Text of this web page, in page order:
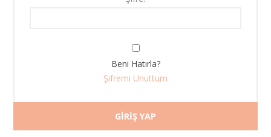
Beni Hatırla?
Şifremi Unuttum